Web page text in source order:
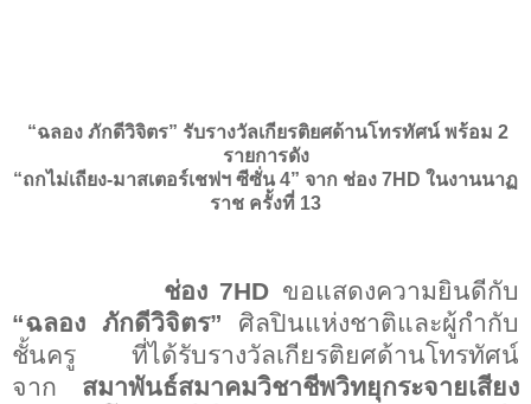
“ฉลอง ภักดีวิจิตร” รับรางวัลเกียรติยศด้านโทรทัศน์ พร้อม 2
รายการดัง
“ถกไม่เถียง-มาสเตอร์เชฟฯ ซีซั่น4” จาก ช่อง 7HD ในงานนาฏ
ราช ครั้งที่ 13
ช่อง 7HD ขอแสดงความยินดีกับ
“ฉลอง ภักดีวิจิตร” ศิลปินแห่งชาติและผู้กำกับ
ชั้นครู ที่ได้รับรางวัลเกียรติยศด้านโทรทัศน์
จาก สมาพันธ์สมาคมวิชาชีพวิทยุกระจายเสียง